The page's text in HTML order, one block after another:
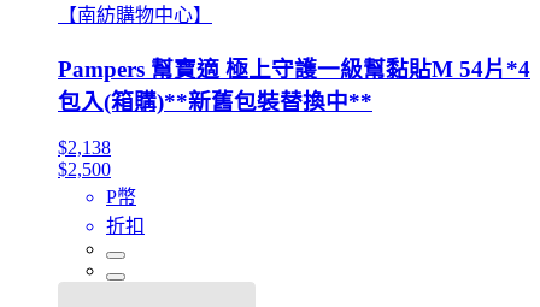
【南紡購物中心】
Pampers 幫寶適 極上守護一級幫黏貼M 54片*4
包入(箱購)**新舊包裝替換中**
$2,138
$2,500
P幣
折扣